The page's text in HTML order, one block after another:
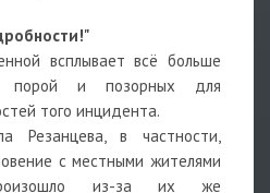
всплывает всё больше
порой и позорных для
того инцидента.
Резанцева, в частности,
с местными жителями
из-за их же